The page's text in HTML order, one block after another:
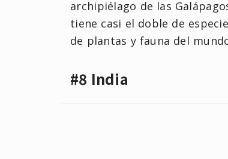
archipiélago de las
tiene casi el doble de
de plantas y fauna del
#8 India